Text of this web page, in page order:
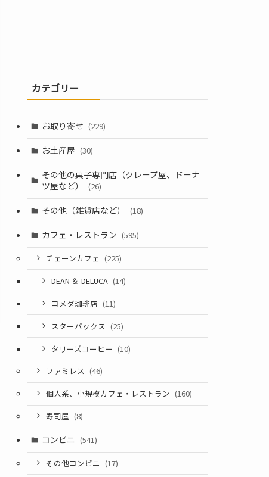
カテゴリー
お取り寄せ (229)
お土産屋 (30)
その他の菓子専門店（クレープ屋、ドーナ
ツ屋など）
(26)
その他（雑貨店など） (18)
カフェ・レストラン (595)
チェーンカフェ (225)
DEAN ＆ DELUCA (14)
コメダ珈琲店 (11)
スターバックス (25)
タリーズコーヒー (10)
ファミレス (46)
個人系、小規模カフェ・レストラン (160)
寿司屋 (8)
コンビニ (541)
その他コンビニ (17)